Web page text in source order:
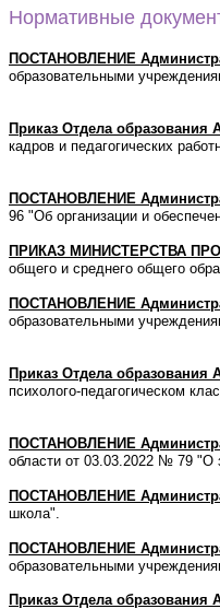
Нормативные
ПОСТАНОВЛЕНИЕ
образовательными
Приказ Отдела образования
кадров и педагогических
ПОСТАНОВЛЕНИЕ
96 "Об организации и
ПРИКАЗ МИНИСТЕРСТВА
общего и среднего общего
ПОСТАНОВЛЕНИЕ
образовательными
Приказ Отдела образования
психолого-педагогическом
ПОСТАНОВЛЕНИЕ
области от 03.03.2022 № 79 "О
ПОСТАНОВЛЕНИЕ
школа".
ПОСТАНОВЛЕНИЕ
образовательными
Приказ Отдела образования